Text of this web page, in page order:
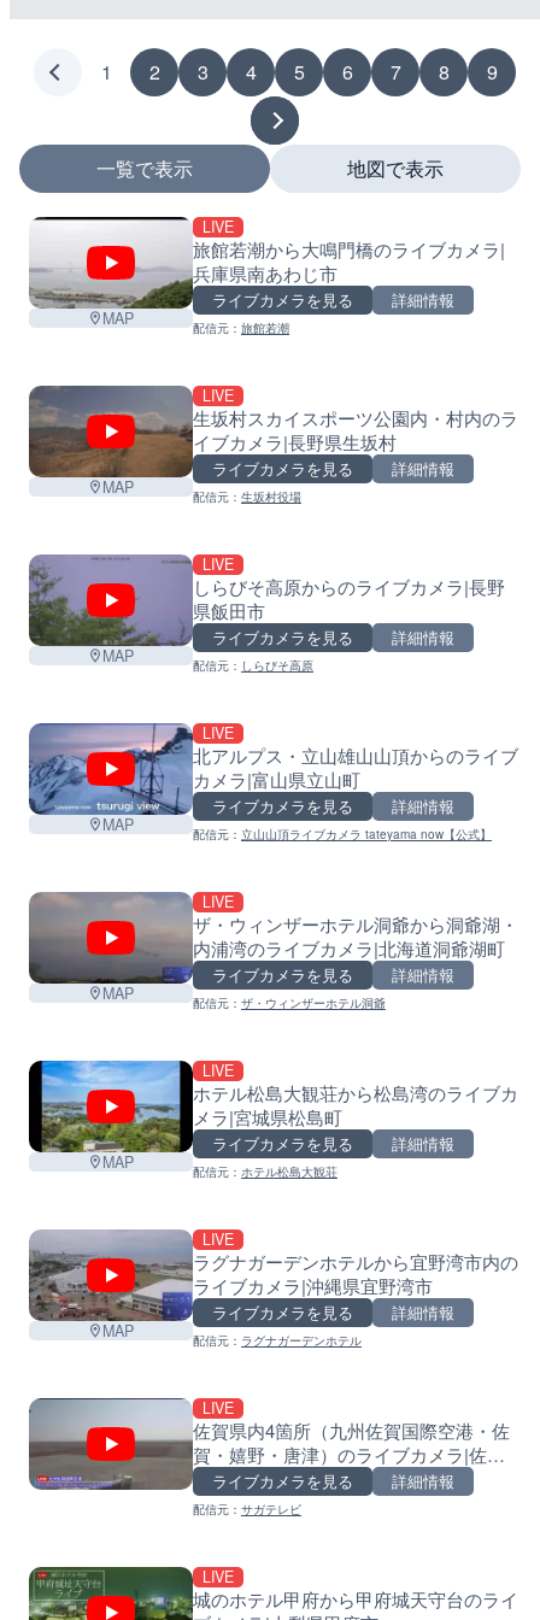
1 2 3 4 5 6 7 8 9
一覧で表示
MAP
LIVE
旅館若潮から大鳴門橋のライブカメラ|
兵庫県南あわじ市
ライブカメラを見る 詳細情報
配信元： 旅館若潮
MAP
LIVE
生坂村スカイスポーツ公園内・村内のラ
イブカメラ|長野県生坂村
ライブカメラを見る 詳細情報
配信元： 生坂村役場
MAP
LIVE
しらびそ高原からのライブカメラ|長野
県飯田市
ライブカメラを見る 詳細情報
配信元： しらびそ高原
MAP
LIVE
北アルプス・立山雄山山頂からのライブ
カメラ|富山県立山町
ライブカメラを見る 詳細情報
配信元： 立山山頂ライブカメラ tateyama now【公式】
MAP
LIVE
ザ・ウィンザーホテル洞爺から洞爺湖・
内浦湾のライブカメラ|北海道洞爺湖町
ライブカメラを見る 詳細情報
配信元： ザ・ウィンザーホテル洞爺
MAP
LIVE
ホテル松島大観荘から松島湾のライブカ
メラ|宮城県松島町
ライブカメラを見る 詳細情報
配信元： ホテル松島大観荘
MAP
LIVE
ラグナガーデンホテルから宜野湾市内の
ライブカメラ|沖縄県宜野湾市
ライブカメラを見る 詳細情報
配信元： ラグナガーデンホテル
LIVE
佐賀県内4箇所（九州佐賀国際空港・佐
賀・嬉野・唐津）のライブカメラ|佐賀
県
ライブカメラを見る 詳細情報
配信元： サガテレビ
LIVE
城のホテル甲府から甲府城天守台のライ
地図で表示
+
−
マーカーをタップするとライブカメラの詳細が表示